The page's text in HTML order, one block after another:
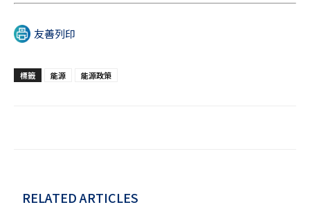
友善列印
標籤 能源 能源政策
RELATED ARTICLES